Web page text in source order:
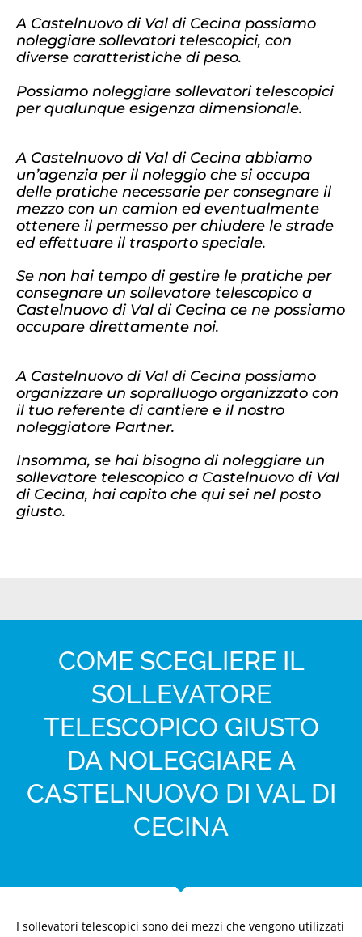
A Castelnuovo di Val di Cecina possiamo
noleggiare sollevatori telescopici, con
diverse caratteristiche di peso.
Possiamo noleggiare sollevatori telescopici
per qualunque esigenza dimensionale.
A Castelnuovo di Val di Cecina abbiamo
un’agenzia per il noleggio che si occupa
delle pratiche necessarie per consegnare il
mezzo con un camion ed eventualmente
ottenere il permesso per chiudere le strade
ed effettuare il trasporto speciale.
Se non hai tempo di gestire le pratiche per
consegnare un sollevatore telescopico a
Castelnuovo di Val di Cecina ce ne possiamo
occupare direttamente noi.
A Castelnuovo di Val di Cecina possiamo
organizzare un sopralluogo organizzato con
il tuo referente di cantiere e il nostro
noleggiatore Partner.
Insomma, se hai bisogno di noleggiare un
sollevatore telescopico a Castelnuovo di Val
di Cecina, hai capito che qui sei nel posto
giusto.
COME SCEGLIERE IL
SOLLEVATORE
TELESCOPICO GIUSTO
DA NOLEGGIARE A
CASTELNUOVO DI VAL DI
CECINA
I sollevatori telescopici sono dei mezzi che vengono utilizzati